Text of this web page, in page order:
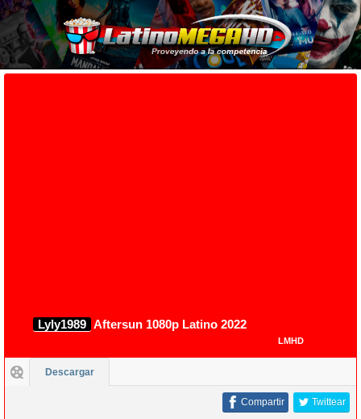
Lyly1989 Aftersun 1080p Latino 2022
LMHD
Descargar
Twittear
Compartir